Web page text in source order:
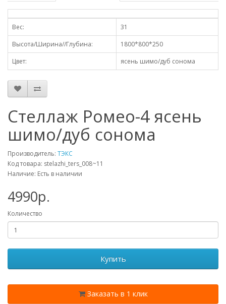
Вес:
31
Высота/Ширина//Глубина:
1800*800*250
Цвет:
ясень шимо/дуб сонома
Стеллаж Ромео-4 ясень
шимо/дуб сонома
Производитель: ТЭКС
Код товара: stelazhi_ters_008~11
Наличие: Есть в наличии
4990p.
Количество
Купить
Заказать в 1 клик